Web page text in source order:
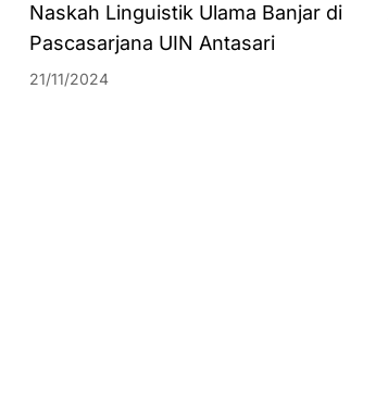
Naskah Linguistik Ulama Banjar di
Pascasarjana UIN Antasari
21/11/2024